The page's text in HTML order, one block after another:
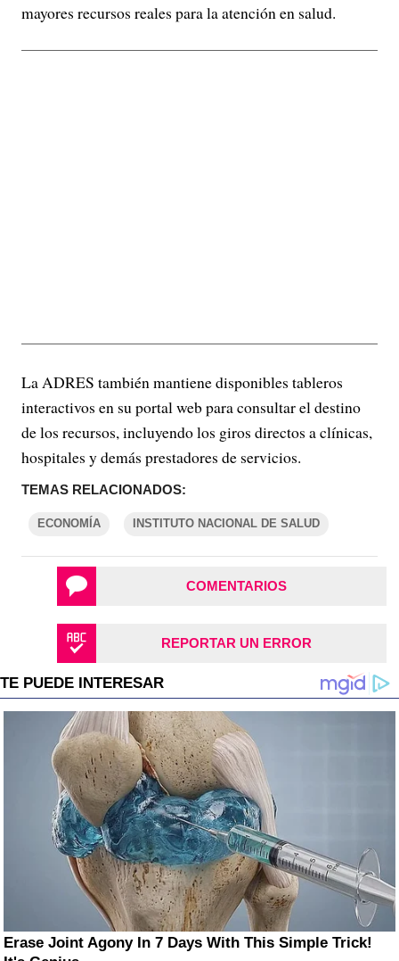
mayores recursos reales para la atención en salud.
La ADRES también mantiene disponibles tableros
interactivos en su portal web para consultar el destino
de los recursos, incluyendo los giros directos a clínicas,
hospitales y demás prestadores de servicios.
TEMAS RELACIONADOS:
ECONOMÍA INSTITUTO NACIONAL DE SALUD
COMENTARIOS
REPORTAR UN ERROR